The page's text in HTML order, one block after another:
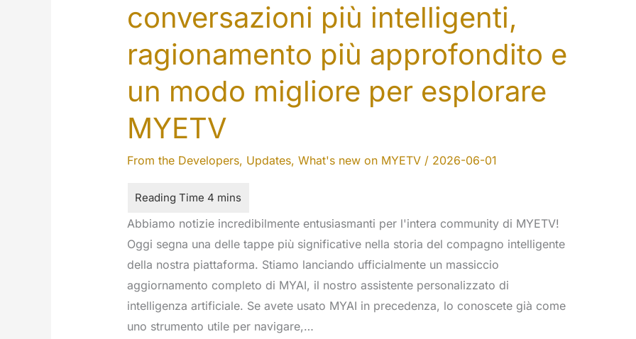
conversazioni più intelligenti,
ragionamento più approfondito e
un modo migliore per esplorare
MYETV
From the Developers, Updates, What's new on MYETV/ 2026-06-01
Abbiamo notizie incredibilmente entusiasmanti per l'intera community di MYETV!
Oggi segna una delle tappe più significative nella storia del compagno intelligente
della nostra piattaforma. Stiamo lanciando ufficialmente un massiccio
aggiornamento completo di MYAI, il nostro assistente personalizzato di
intelligenza artificiale. Se avete usato MYAI in precedenza, lo conoscete già come
uno strumento utile per navigare,…